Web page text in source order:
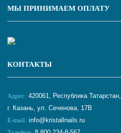
МЫ ПРИНИМАЕМ ОПЛАТУ
КОНТАКТЫ
Адрес: 420061, Республика Татарстан,
г. Казань, ул. Сеченова, 17В
E-mail: info@kristallnails.ru